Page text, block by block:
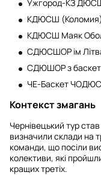
Ужгород-КЗ
КДЮСШ (Коломия)
КДЮСШ Маяк
СДЮСШОР ім
СДЮШОР з
ЧЕ-Баскет
Контекст змагань
Чернівецький тур
визначили склади на
команди, що посіли
колективи, які
кращих третіх.